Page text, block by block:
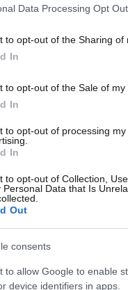
Data Processing Opt
to opt-out of the Sharing of
In
to opt-out of the Sale of my
In
to opt-out of processing
In
to opt-out of Collection,
Personal Data that Is
Out
consents
to allow Google to enable
device identifiers in apps.